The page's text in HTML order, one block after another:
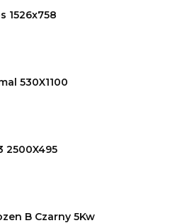
1526x758
530X1100
2500X495
B Czarny 5Kw